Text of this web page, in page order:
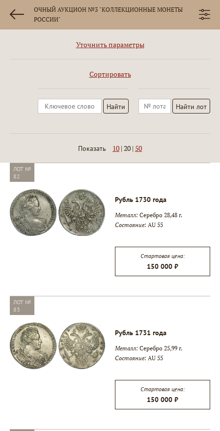
ОЧНЫЙ АУКЦИОН №3 "КОЛЛЕКЦИОННЫЕ МОНЕТЫ
РОССИИ"
Уточнить параметры
Сортировать
Показать 10 | 20 | 50
ЛОТ №
82
Рубль 1730 года
Металл: Серебро 28,48 г.
Состояние: AU 55
Стартовая цена:
150 000 ₽
ЛОТ №
83
Рубль 1731 года
Металл: Серебро 25,99 г.
Состояние: AU 55
Стартовая цена:
150 000 ₽